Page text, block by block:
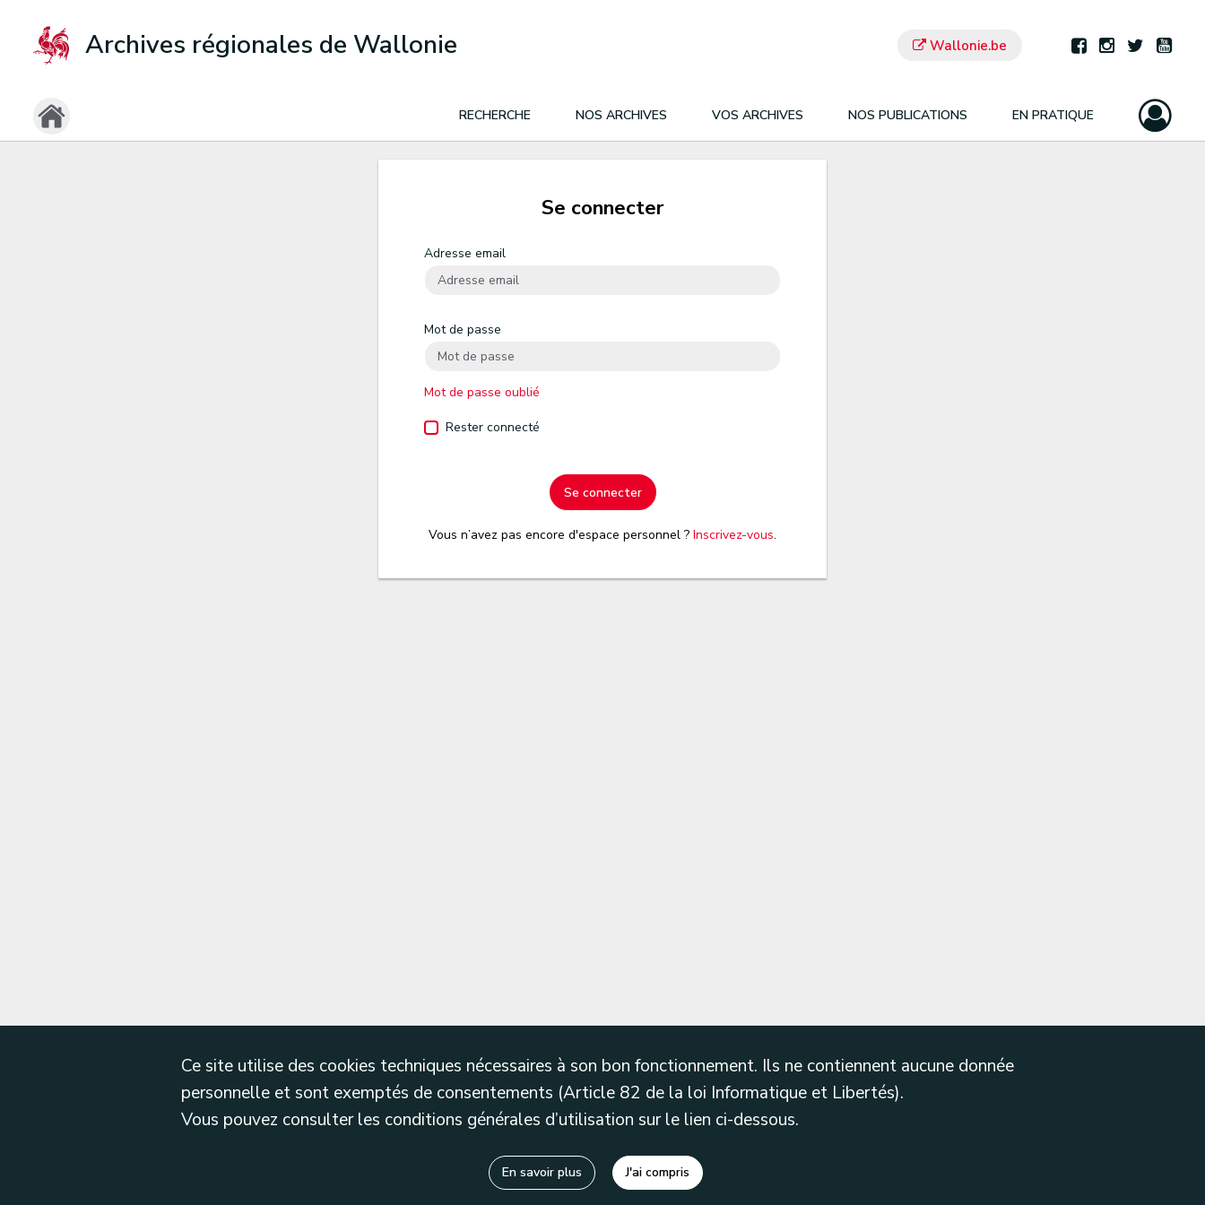
Archives régionales de Wallonie Wallonie.be
RECHERCHE NOS ARCHIVES VOS ARCHIVES NOS PUBLICATIONS EN PRATIQUE
Se connecter
Adresse email
Mot de passe
Mot de passe oublié
Rester connecté
Se connecter
Vous n’avez pas encore d'espace personnel ? Inscrivez-vous.
Ce site utilise des cookies techniques nécessaires à son bon fonctionnement. Ils ne contiennent aucune donnée
personnelle et sont exemptés de consentements (Article 82 de la loi Informatique et Libertés).
Vous pouvez consulter les conditions générales d’utilisation sur le lien ci-dessous.
En savoir plus J'ai compris